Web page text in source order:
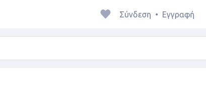
Σύνδεση • Εγγραφή